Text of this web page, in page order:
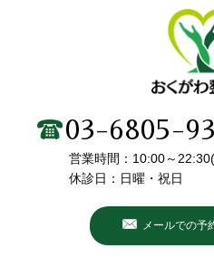
当院の特徴
施術メニュー・料金
院長・スタッフ紹介
初めての方へ
03-6805-
営業時間：10:00～
休診日：日曜・祝日
メールでの予